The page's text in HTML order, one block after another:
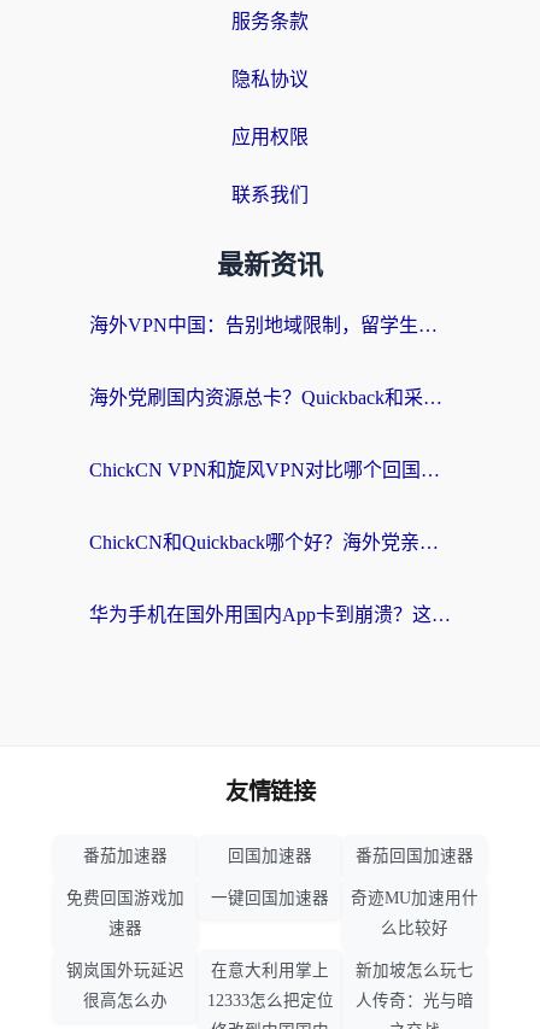
服务条款
隐私协议
应用权限
联系我们
最新资讯
海外VPN中国：告别地域限制，留学生与华人如何轻松刷国内剧、玩国服？
海外党刷国内资源总卡？Quickback和采集蜂好用吗？这篇指南帮你避坑
ChickCN VPN和旋风VPN对比哪个回国效果更好？海外党亲测实用指南
ChickCN和Quickback哪个好？海外党亲测回国加速器，轻松解锁国内资源（附避坑指南）
华为手机在国外用国内App卡到崩溃？这篇加速器指南帮你无缝刷剧打游戏
友情链接
番茄加速器 回国加速器 番茄回国加速器
免费回国游戏加
速器
一键回国加速器
奇迹MU加速用什
么比较好
钢岚国外玩延迟
很高怎么办
在意大利用掌上
12333怎么把定位
新加坡怎么玩七
人传奇：光与暗